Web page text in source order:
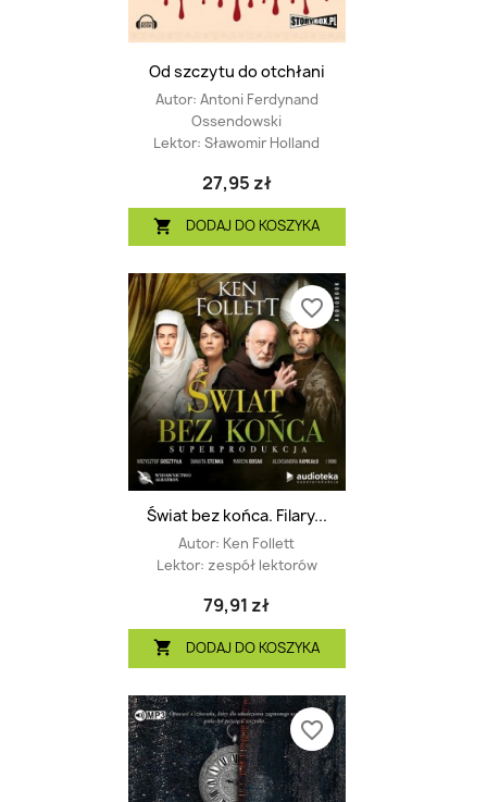
Od szczytu do otchłani
Autor: Antoni Ferdynand
Ossendowski
Lektor: Sławomir Holland
27,95 zł
 DODAJ DO KOSZYKA
Świat bez końca. Filary...
Autor: Ken Follett
Lektor: zespół lektorów
79,91 zł
 DODAJ DO KOSZYKA
favorite_border
favorite_border